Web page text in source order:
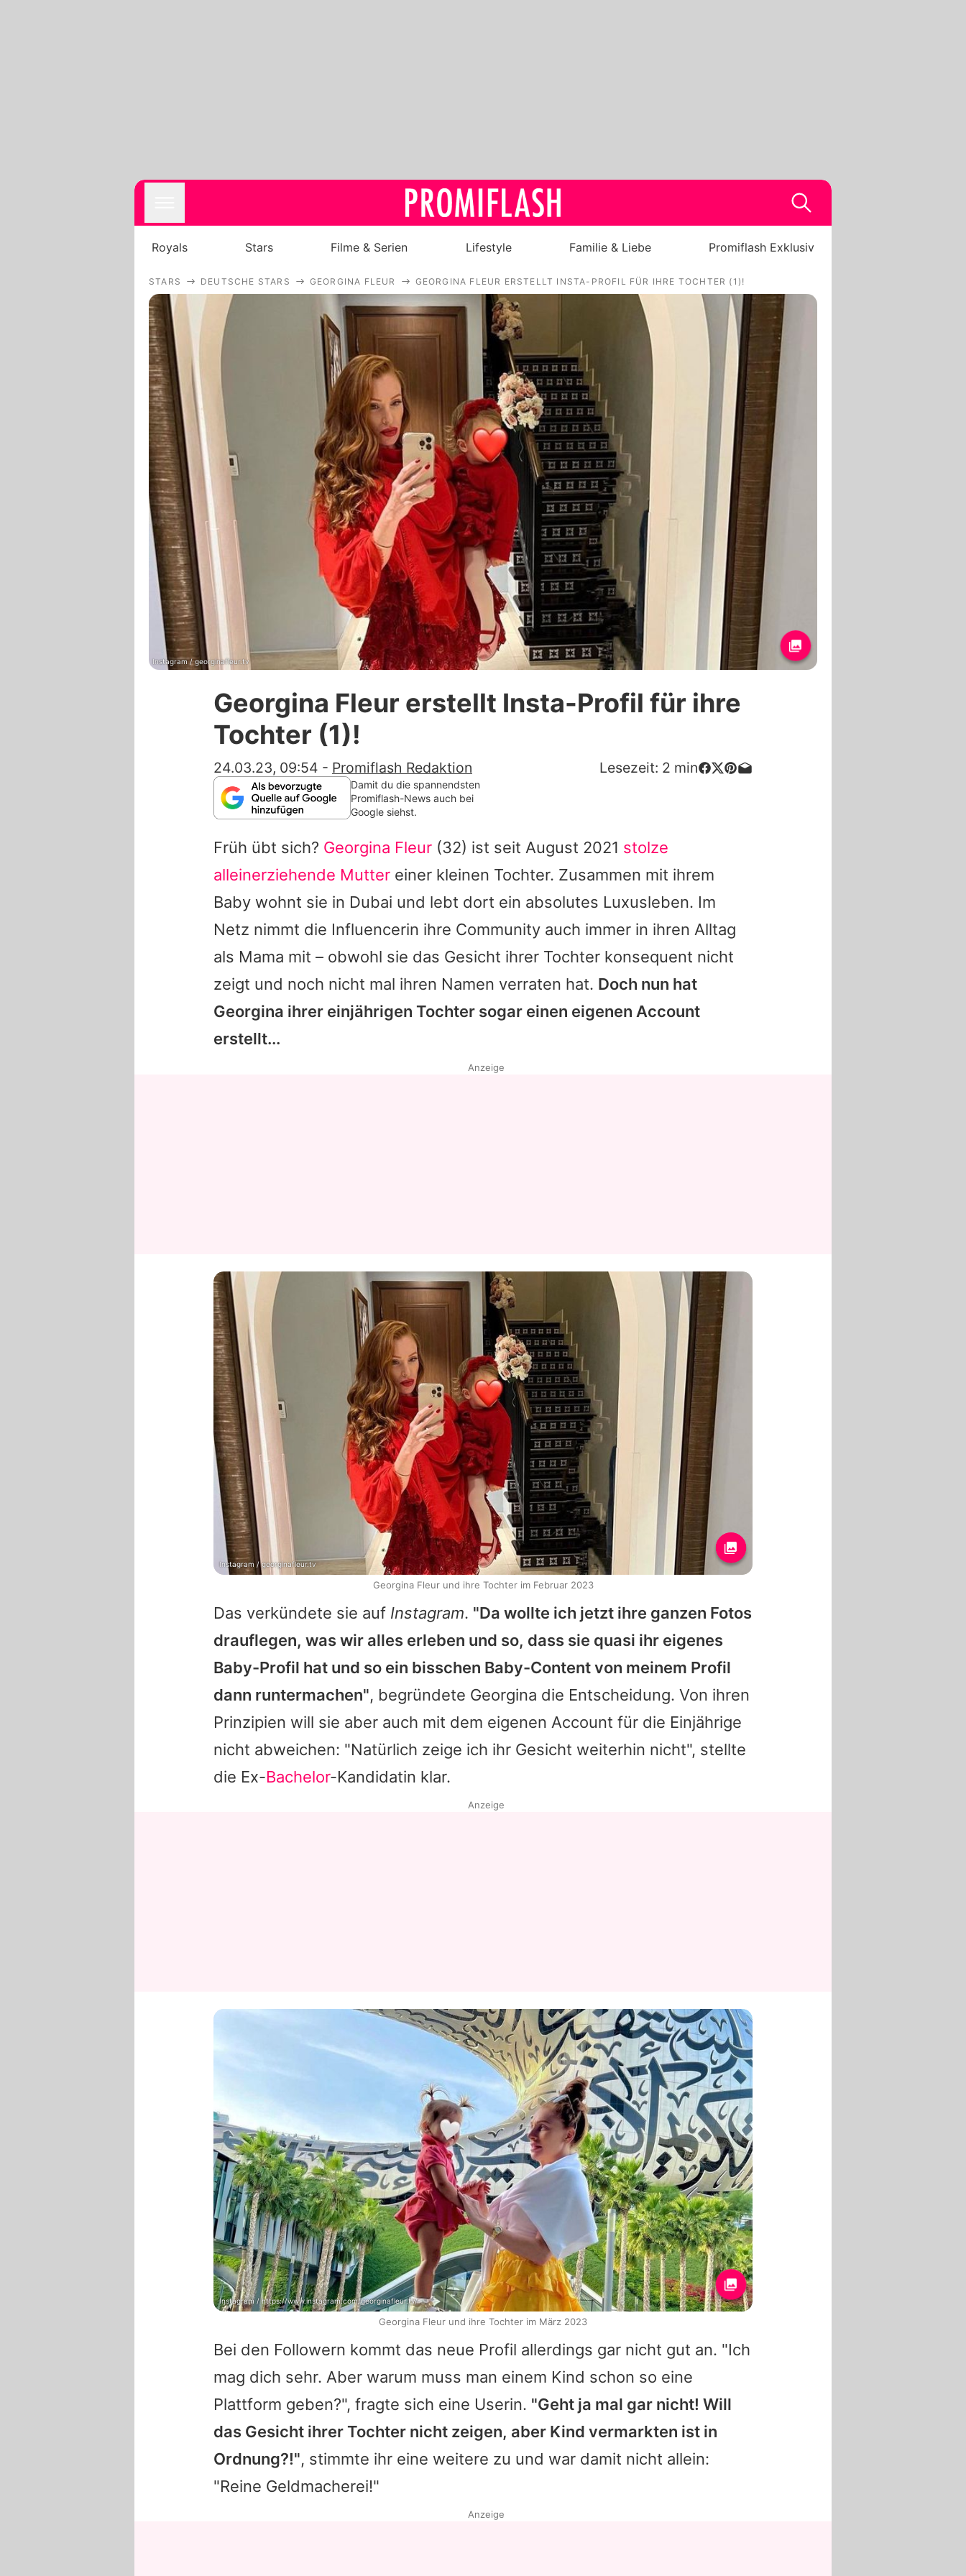
Royals
Stars
Filme & Serien
Lifestyle
Familie & Liebe
Promiflash Exklusiv
Alle Themen auf Promiflash
Jobs
App runterladen
Team
Redaktionelle Richtlinien
Impressum
Datenschutzerklärung
Nutzungsbedingungen
Royals Stars Filme & Serien Lifestyle Familie & Liebe Promiflash Exklusiv
STARS DEUTSCHE STARS GEORGINA FLEUR GEORGINA FLEUR ERSTELLT INSTA-PROFIL FÜR IHRE TOCHTER (1)!
Instagram / georginafleur.tv
Georgina Fleur erstellt Insta-Profil für ihre
Tochter (1)!
24.03.23, 09:54 - Promiflash Redaktion Lesezeit: 2 min
Damit du die spannendsten
Promiflash-News auch bei
Google siehst.
Früh übt sich? Georgina Fleur (32) ist seit August 2021 stolze
alleinerziehende Mutter einer kleinen Tochter. Zusammen mit ihrem
Baby wohnt sie in Dubai und lebt dort ein absolutes Luxusleben. Im
Netz nimmt die Influencerin ihre Community auch immer in ihren Alltag
als Mama mit – obwohl sie das Gesicht ihrer Tochter konsequent nicht
zeigt und noch nicht mal ihren Namen verraten hat. Doch nun hat
Georgina ihrer einjährigen Tochter sogar einen eigenen Account
erstellt...
Das verkündete sie auf Instagram. "Da wollte ich jetzt ihre ganzen Fotos
drauflegen, was wir alles erleben und so, dass sie quasi ihr eigenes
Baby-Profil hat und so ein bisschen Baby-Content von meinem Profil
dann runtermachen", begründete Georgina die Entscheidung. Von ihren
Prinzipien will sie aber auch mit dem eigenen Account für die Einjährige
nicht abweichen: "Natürlich zeige ich ihr Gesicht weiterhin nicht", stellte
die Ex-Bachelor-Kandidatin klar.
Bei den Followern kommt das neue Profil allerdings gar nicht gut an. "Ich
mag dich sehr. Aber warum muss man einem Kind schon so eine
Plattform geben?", fragte sich eine Userin. "Geht ja mal gar nicht! Will
das Gesicht ihrer Tochter nicht zeigen, aber Kind vermarkten ist in
Ordnung?!", stimmte ihr eine weitere zu und war damit nicht allein:
"Reine Geldmacherei!"
Anzeige
Instagram / georginafleur.tv
Georgina Fleur und ihre Tochter im Februar 2023
Anzeige
Instagram / https://www.instagram.com/georginafleur.tv/
Georgina Fleur und ihre Tochter im März 2023
Anzeige